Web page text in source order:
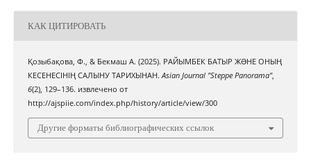
КАК ЦИТИРОВАТЬ
Қозыбақова, Ф., & Бекмаш A. (2025). РАЙЫМБЕК БАТЫР ЖƏНЕ ОНЫҢ
КЕСЕНЕСІНІҢ САЛЫНУ ТАРИХЫНАН.Asian Journal "Steppe Panorama",
6(2), 129–136. извлечено от
http://ajspiie.com/index.php/history/article/view/300
Другие форматы библиографических ссылок